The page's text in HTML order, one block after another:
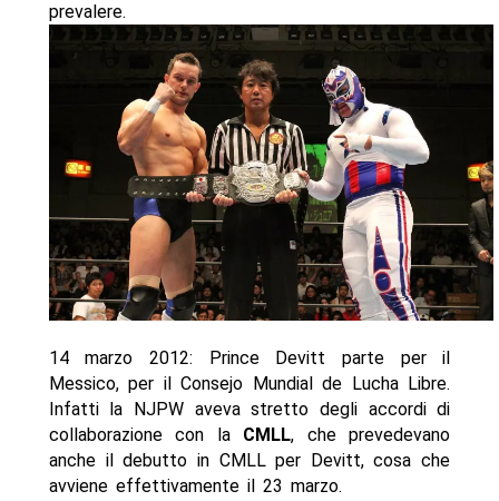
prevalere.
14 marzo 2012: Prince Devitt parte per il
Messico, per il Consejo Mundial de Lucha Libre.
Infatti la NJPW aveva stretto degli accordi di
collaborazione con la CMLL, che prevedevano
anche il debutto in CMLL per Devitt, cosa che
avviene effettivamente il 23 marzo.